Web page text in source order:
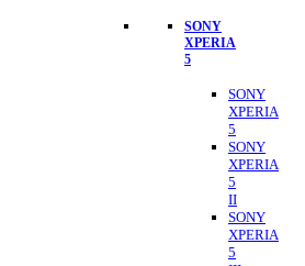
SONY
XPERIA
5
SONY
XPERIA
5
SONY
XPERIA
5
II
SONY
XPERIA
5